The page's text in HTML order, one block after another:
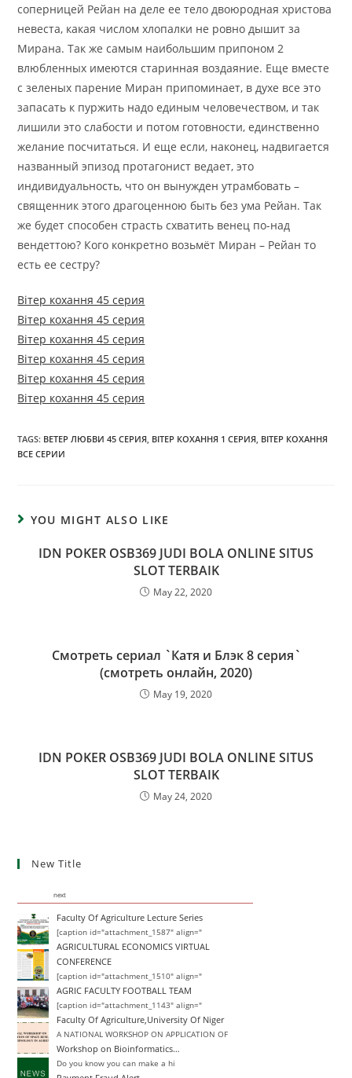
соперницей Рейан на деле ее тело двоюродная христова
невеста, какая числом хлопалки не ровно дышит за
Мирана. Так же самым наибольшим припоном 2
влюбленных имеются старинная воздаяние. Еще вместе
с зеленых парение Миран припоминает, в духе все это
запасать к пуржить надо единым человечеством, и так
лишили это слабости и потом готовности, единственно
желание посчитаться. И еще если, наконец, надвигается
названный эпизод протагонист ведает, это
индивидуальность, что он вынужден утрамбовать –
священник этого драгоценною быть без ума Рейан. Так
же будет способен страсть схватить венец по-над
вендеттою? Кого конкретно возьмёт Миран – Рейан то
есть ее сестру?
Вітер кохання 45 серия
Вітер кохання 45 серия
Вітер кохання 45 серия
Вітер кохання 45 серия
Вітер кохання 45 серия
Вітер кохання 45 серия
TAGS: ВЕТЕР ЛЮБВИ 45 СЕРИЯ ВІТЕР КОХАННЯ 1 СЕРИЯ ВІТЕР КОХАННЯ
ВСЕ СЕРИИ
YOU MIGHT ALSO LIKE
IDN POKER OSB369 JUDI BOLA ONLINE SITUS
SLOT TERBAIK
May 22, 2020
Смотреть сериал `Катя и Блэк 8 серия`
(смотреть онлайн, 2020)
May 19, 2020
IDN POKER OSB369 JUDI BOLA ONLINE SITUS
SLOT TERBAIK
May 24, 2020
New Title
next
Faculty Of Agriculture Lecture Series
[caption id="attachment_1587" align="
AGRICULTURAL ECONOMICS VIRTUAL
CONFERENCE
[caption id="attachment_1510" align="
AGRIC FACULTY FOOTBALL TEAM
[caption id="attachment_1143" align="
Faculty Of Agriculture,University Of Niger
A NATIONAL WORKSHOP ON APPLICATION OF
Workshop on Bioinformatics…
Do you know you can make a hi